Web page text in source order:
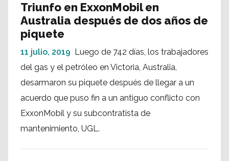
Triunfo en ExxonMobil en
Australia después de dos años de
piquete
11 julio, 2019 Luego de 742 días, los trabajadores
del gas y el petróleo en Victoria, Australia,
desarmaron su piquete después de llegar a un
acuerdo que puso fin a un antiguo conflicto con
ExxonMobil y su subcontratista de
mantenimiento, UGL.